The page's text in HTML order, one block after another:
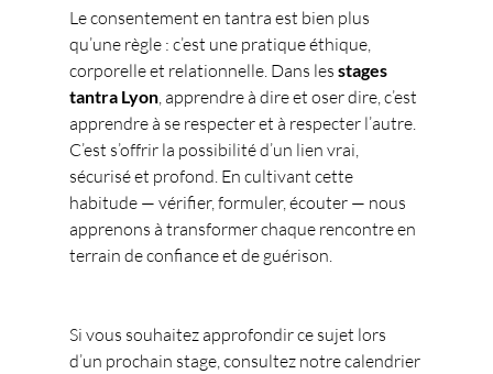
Le consentement en tantra est bien plus
qu’une règle : c’est une pratique éthique,
corporelle et relationnelle. Dans les stages
tantra Lyon, apprendre à dire et oser dire, c’est
apprendre à se respecter et à respecter l’autre.
C’est s’offrir la possibilité d’un lien vrai,
sécurisé et profond. En cultivant cette
habitude — vérifier, formuler, écouter — nous
apprenons à transformer chaque rencontre en
terrain de confiance et de guérison.
Si vous souhaitez approfondir ce sujet lors
d’un prochain stage, consultez notre calendrier